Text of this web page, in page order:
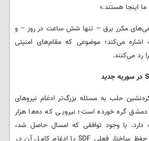
اینجا هستند.»
مکرر برق – تنها شش ساعت در روز – و
می‌کند؛ موضوعی که مقام‌های امنیتی
رد می‌کنند.
در سوریه جدید
حلب به مسئله بزرگ‌تر ادغام نیروهای
دمشق گره خورده است؛ نیرویی که ده‌ها هزار
دارد. با وجود توافقی که امسال حاصل شد،